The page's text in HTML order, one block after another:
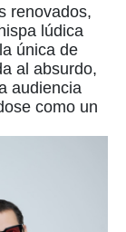
renovados,
lúdica
única de
al absurdo,
audiencia
como un